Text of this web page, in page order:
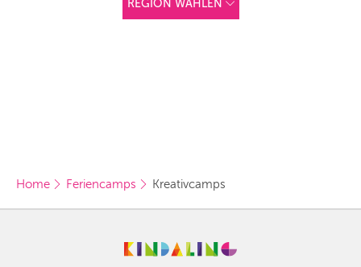
REGION WÄHLEN
Home Feriencamps Kreativcamps